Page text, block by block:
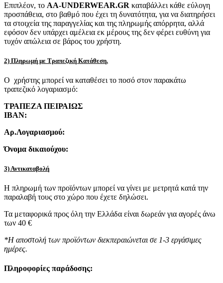
Επιπλέον, το AA-UNDERWEAR.GR καταβάλλει κάθε εύλογη
προσπάθεια, στο βαθμό που έχει τη δυνατότητα, για να διατηρήσει
τα στοιχεία της παραγγελίας και της πληρωμής απόρρητα, αλλά
εφόσον δεν υπάρχει αμέλεια εκ μέρους της δεν φέρει ευθύνη για
τυχόν απώλεια σε βάρος του χρήστη.
2) Πληρωμή με Τραπεζική Κατάθεση.
Ο χρήστης μπορεί να καταθέσει το ποσό στον παρακάτω
τραπεζικό λογαριασμό:
ΤΡΑΠΕΖΑ ΠΕΙΡΑΙΩΣ
IBAN:
Αρ.Λογαριασμού:
Όνομα δικαιούχου:
3) Αντικαταβολή
Η πληρωμή των προϊόντων μπορεί να γίνει με μετρητά κατά την
παραλαβή τους στο χώρο που έχετε δηλώσει.
Τα μεταφορικά προς όλη την Ελλάδα είναι δωρεάν για αγορές άνω
των 40 €
*Η αποστολή των προϊόντων διεκπεραιώνεται σε 1-3 εργάσιμες
ημέρες.
Πληροφορίες παράδοσης: